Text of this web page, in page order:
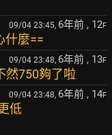
09/04 23:45, 6年前 , 12F
什麼==
09/04 23:48, 6年前 , 13F
然750夠了啦
09/04 23:48, 6年前 , 14F
低